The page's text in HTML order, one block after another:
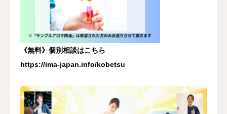
《無料》個別相談はこちら
https://ima-japan.info/kobetsu